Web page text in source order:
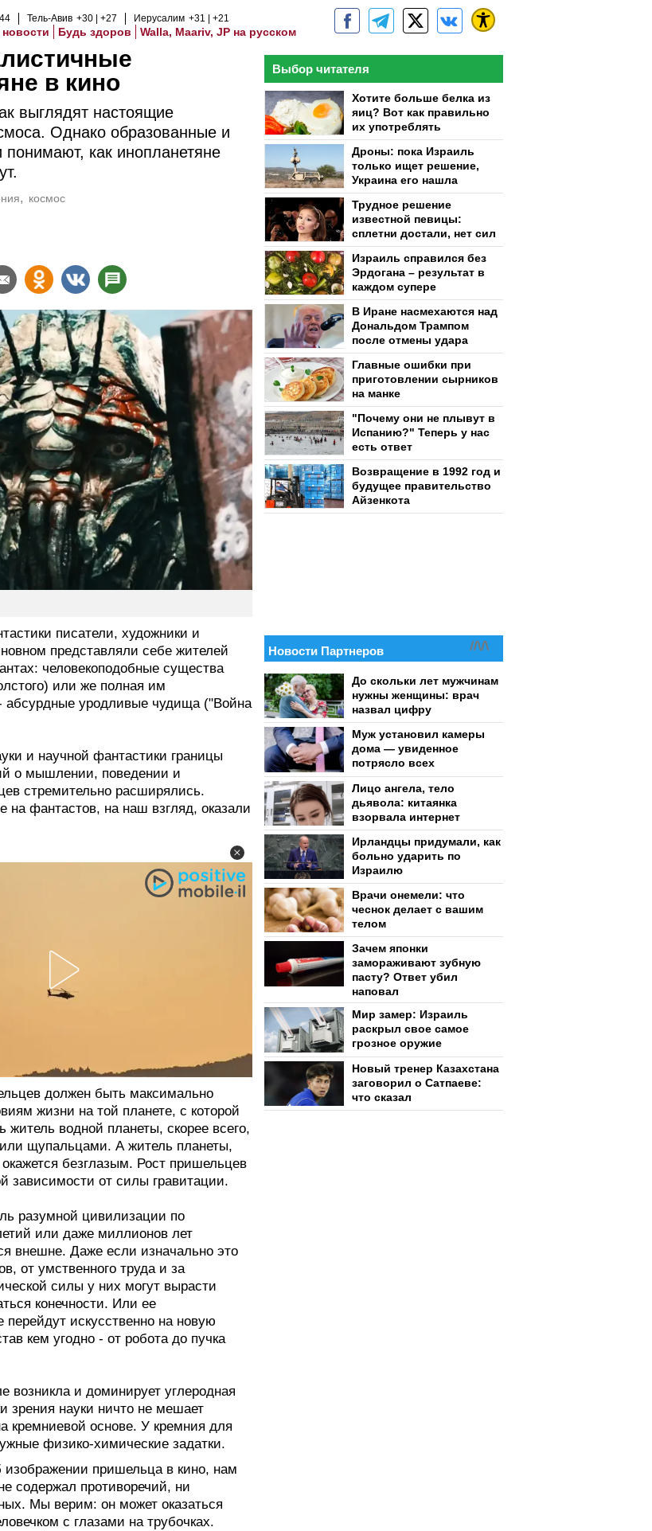
44 Тель-Авив +30 +27 Иерусалим +31 +21
Будь здоров Walla, Maariv, JP на русском
в кино
выглядят настоящие
Однако образованные и
как инопланетяне
космос
писатели, художники и
представляли себе жителей
человекоподобные существа
или же полная им
абсурдные уродливые чудища ("Война
и научной фантастики границы
о мышлении, поведении и
стремительно расширялись.
на фантастов, на наш взгляд, оказали
должен быть максимально
жизни на той планете, с которой
житель водной планеты, скорее всего,
щупальцами. А житель планеты,
окажется безглазым. Рост пришельцев
зависимости от силы гравитации.
разумной цивилизации по
или даже миллионов лет
внешне. Даже если изначально это
от умственного труда и за
силы у них могут вырасти
конечности. Или ее
перейдут искусственно на новую
кем угодно - от робота до пучка
возникла и доминирует углеродная
зрения науки ничто не мешает
кремниевой основе. У кремния для
физико-химические задатки.
изображении пришельца в кино, нам
содержал противоречий, ни
Мы верим: он может оказаться
с глазами на трубочках.
Выбор читателя
Хотите больше белка из
яиц? Вот как правильно
их употреблять
Дроны: пока Израиль
только ищет решение,
Украина его нашла
Трудное решение
известной певицы:
сплетни достали, нет сил
Израиль справился без
Эрдогана – результат в
каждом супере
В Иране насмехаются над
Дональдом Трампом
после отмены удара
Главные ошибки при
приготовлении сырников
на манке
"Почему они не плывут в
Испанию?" Теперь у нас
есть ответ
Возвращение в 1992 год и
будущее правительство
Айзенкота